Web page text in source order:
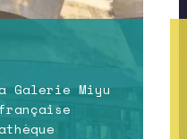
Galerie Miyu